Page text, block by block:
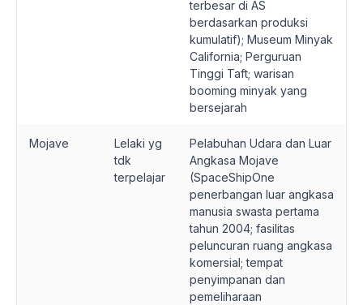
terbesar di AS
berdasarkan produksi
kumulatif); Museum Minyak
California; Perguruan
Tinggi Taft; warisan
booming minyak yang
bersejarah
Mojave
Lelaki yg
tdk
terpelajar
Pelabuhan Udara dan Luar
Angkasa Mojave
(SpaceShipOne
penerbangan luar angkasa
manusia swasta pertama
tahun 2004; fasilitas
peluncuran ruang angkasa
komersial; tempat
penyimpanan dan
pemeliharaan